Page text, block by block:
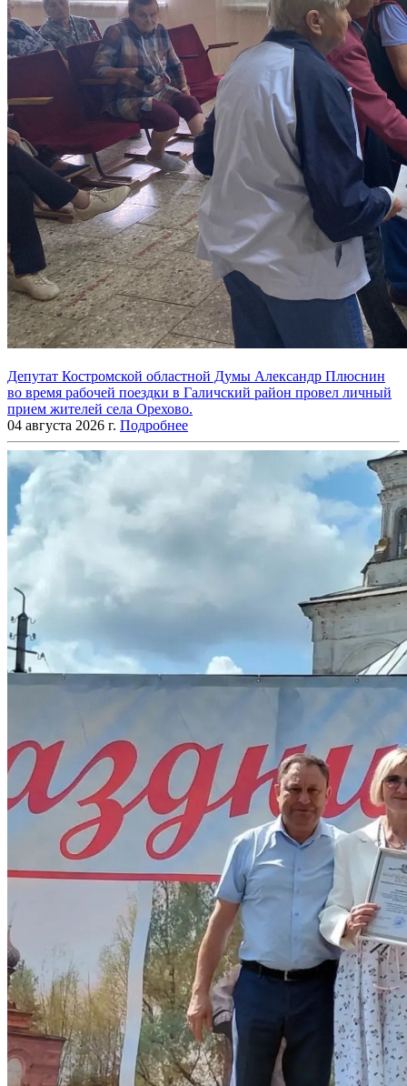
Депутат Костромской областной Думы Александр Плюснин
во время рабочей поездки в Галичский район провел личный
прием жителей села Орехово.
04 августа 2026 г. Подробнее